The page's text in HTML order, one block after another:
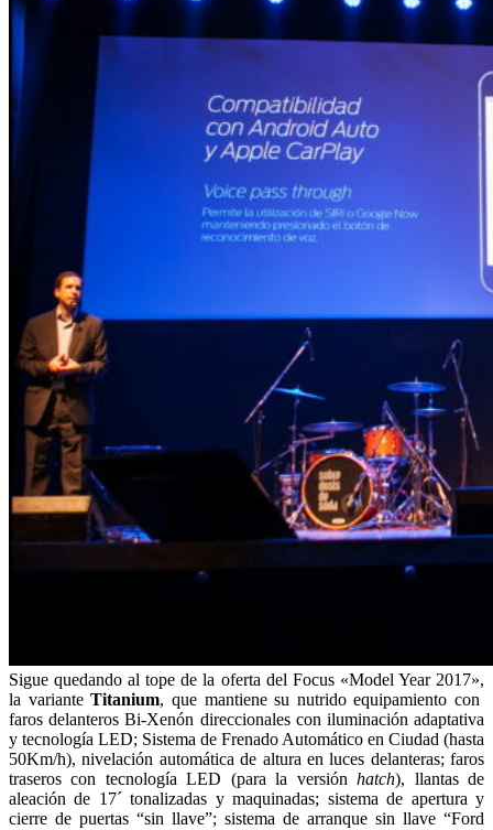
Sigue quedando al tope de la oferta del Focus «Model Year 2017»,
la varianteTitanium, que mantiene su nutrido equipamiento con
faros delanteros Bi-Xenón direccionales con iluminación adaptativa
y tecnología LED; Sistema de Frenado Automático en Ciudad (hasta
50Km/h), nivelación automática de altura en luces delanteras; faros
traseros con tecnología LED (para la versiónhatch), llantas de
aleación de 17´ tonalizadas y maquinadas; sistema de apertura y
cierre de puertas “sin llave”; sistema de arranque sin llave “Ford